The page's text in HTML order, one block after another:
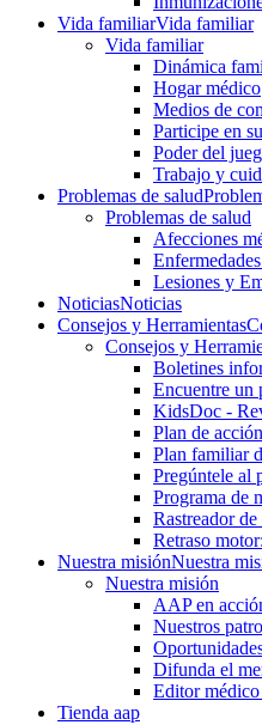
Vida familiarVida familiar
Vida familiar
Dinámica
Hogar médico
Medios de
Participe en
Poder del
Trabajo y
Problemas de salud
Problemas de salud
Afecciones
Lesiones y
NoticiasNoticias
Consejos y Herramientas
Consejos y
Boletines
Encuentre un
KidsDoc -
Plan de
Plan familiar
Pregúntele al
Programa de
Rastre​​ador
Retraso
Nuestra misiónNuestra
Nuestra misión
AAP en
Nuestros
Difunda el
Editor
Tienda aap